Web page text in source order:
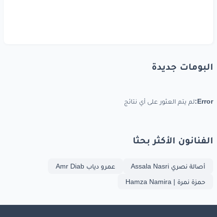
البومات جديدة
Error: لم يتم العثور على أي نتائج
الفنانون الأكثر بحثا
أصالة نصري Assala Nasri
عمرو دياب Amr Diab
حمزة نمرة | Hamza Namira